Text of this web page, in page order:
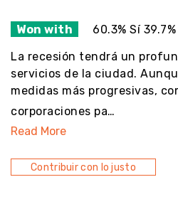
Won with 60.3% Sí
La recesión tendrá un
servicios de la ciudad.
medidas más progresivas,
corporaciones pa…
Read More
Contribuir con lo justo